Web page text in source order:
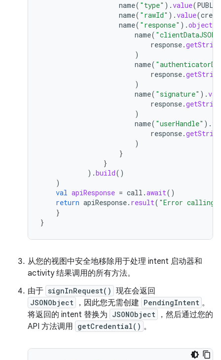
name( "type" ).value(
name( "rawId" ).value(
name( "response" ).
name( "clientDataJSON"
response.getString
)
name(
response.getString
)
name( "signature" ).
response.getString
)
name( "userHandle" ).
response.getString
)
}
}
).build()
)
val apiResponse = call .await()
return apiResponse. result( "Error calling /
}
}
从您的视图中安全地移除用于处理 intent 启动器和
activity 结果调用的所有方法。
由于 signInRequest() 现在会返回
JSONObject ，因此您无需创建 PendingIntent 。
将返回的 intent 替换为 JSONObject
，然后通过您的
API 方法调用 getCredential() 。